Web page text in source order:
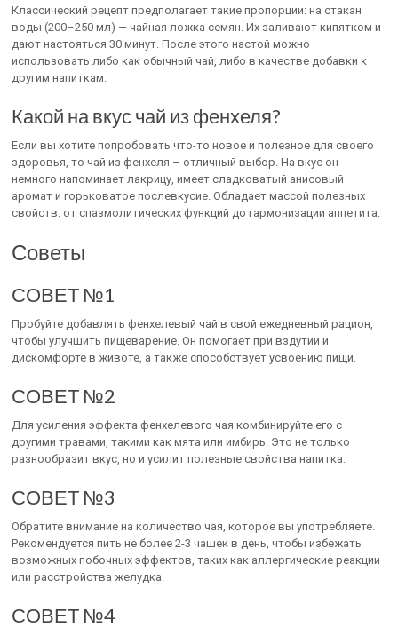
Классический рецепт предполагает такие пропорции: на стакан
воды (200–250 мл) — чайная ложка семян. Их заливают кипятком и
дают настояться 30 минут. После этого настой можно
использовать либо как обычный чай, либо в качестве добавки к
другим напиткам.
Какой на вкус чай из фенхеля?
Если вы хотите попробовать что-то новое и полезное для своего
здоровья, то чай из фенхеля – отличный выбор. На вкус он
немного напоминает лакрицу, имеет сладковатый анисовый
аромат и горьковатое послевкусие. Обладает массой полезных
свойств: от спазмолитических функций до гармонизации аппетита.
Советы
СОВЕТ №1
Пробуйте добавлять фенхелевый чай в свой ежедневный рацион,
чтобы улучшить пищеварение. Он помогает при вздутии и
дискомфорте в животе, а также способствует усвоению пищи.
СОВЕТ №2
Для усиления эффекта фенхелевого чая комбинируйте его с
другими травами, такими как мята или имбирь. Это не только
разнообразит вкус, но и усилит полезные свойства напитка.
СОВЕТ №3
Обратите внимание на количество чая, которое вы употребляете.
Рекомендуется пить не более 2-3 чашек в день, чтобы избежать
возможных побочных эффектов, таких как аллергические реакции
или расстройства желудка.
СОВЕТ №4